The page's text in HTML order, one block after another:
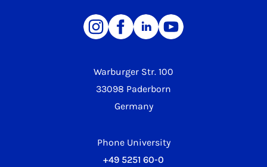
Warburger Str. 100
33098 Paderborn
Germany
Phone University
+49 5251 60-0